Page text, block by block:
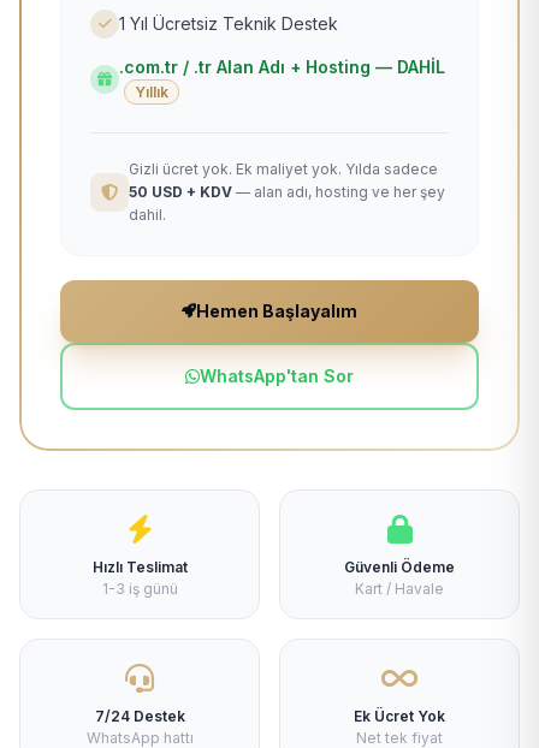
1 Yıl Ücretsiz Teknik Destek
.com.tr / .tr Alan Adı + Hosting — DAHİL
Yıllık
Gizli ücret yok. Ek maliyet yok. Yılda sadece
50 USD + KDV — alan adı, hosting ve her şey
dahil.
Hemen Başlayalım
WhatsApp'tan Sor
Hızlı Teslimat
1-3 iş günü
Güvenli Ödeme
Kart / Havale
7/24 Destek
WhatsApp hattı
Ek Ücret Yok
Net tek fiyat